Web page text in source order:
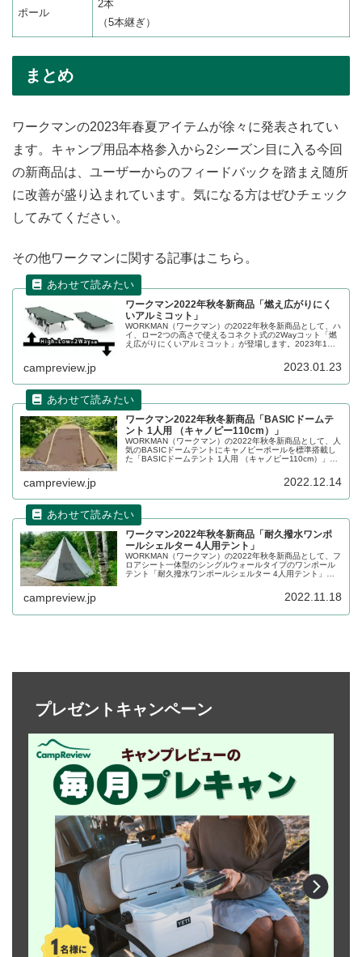
ポール
2本
（5本継ぎ）
まとめ
ワークマンの2023年春夏アイテムが徐々に発表されてい
ます。キャンプ用品本格参入から2シーズン目に入る今回
の新商品は、ユーザーからのフィードバックを踏まえ随所
に改善が盛り込まれています。気になる方はぜひチェック
してみてください。
その他ワークマンに関する記事はこちら。
ワークマン2022年秋冬新商品「燃え広がりにく
いアルミコット」
WORKMAN（ワークマン）の2022年秋冬新商品として、ハ
イ、ロー2つの高さで使えるコネクト式の2Wayコット「燃
え広がりにくいアルミコット」が登場します。2023年1月
campreview.jp 2023.01.23
ワークマン2022年秋冬新商品「BASICドームテ
ント 1人用 （キャノピー110cm）」
WORKMAN（ワークマン）の2022年秋冬新商品として、人
気のBASICドームテントにキャノピーポールを標準搭載し
た「BASICドームテント 1人用 （キャノピー110cm）」が
campreview.jp 2022.12.14
ワークマン2022年秋冬新商品「耐久撥水ワンポ
ールシェルター 4人用テント」
WORKMAN（ワークマン）の2022年秋冬新商品として、フ
ロアシート一体型のシングルウォールタイプのワンポール
テント「耐久撥水ワンポールシェルター 4人用テント」が
campreview.jp 2022.11.18
プレゼントキャンペーン